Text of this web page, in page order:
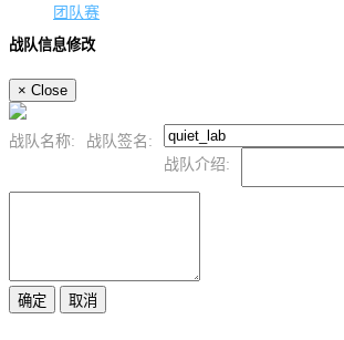
团队赛
战队信息修改
× Close
战队名称:
战队签名:
战队介绍: